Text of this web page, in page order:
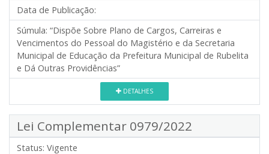
Data de Publicação:
Súmula: “Dispõe Sobre Plano de Cargos, Carreiras e
Vencimentos do Pessoal do Magistério e da Secretaria
Municipal de Educação da Prefeitura Municipal de Rubelita
e Dá Outras Providências”
DETALHES
Lei Complementar 0979/2022
Status: Vigente